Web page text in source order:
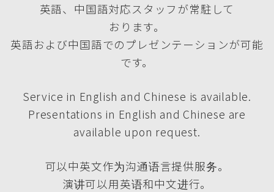
英語、中国語対応スタッフが常駐して
おります。
英語および中国語でのプレゼンテーションが可能
です。
Service in English and Chinese is available.
Presentations in English and Chinese are
available upon request.
可以中英文作为沟通语言提供服务。
演讲可以用英语和中文进行。